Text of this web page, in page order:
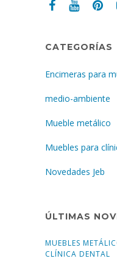
CATEGORÍAS
Encimeras para
medio-ambiente
Mueble metálico
Muebles para
Novedades Jeb
ÚLTIMAS
MUEBLES
CLÍNICA DENTAL